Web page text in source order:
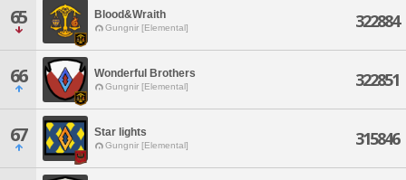
65 Blood&Wraith
Gungnir [Elemental] 322884
66 Wonderful Brothers
Gungnir [Elemental] 322851
67 Star lights
Gungnir [Elemental] 315846